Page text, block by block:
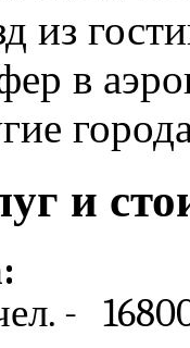
из
в
и
:
-